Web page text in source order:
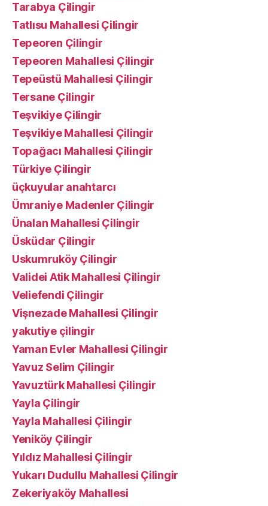
Tarabya Çilingir
Tatlısu Mahallesi Çilingir
Tepeoren Çilingir
Tepeoren Mahallesi Çilingir
Tepeüstü Mahallesi Çilingir
Tersane Çilingir
Teşvikiye Çilingir
Teşvikiye Mahallesi Çilingir
Topağacı Mahallesi Çilingir
Türkiye Çilingir
üçkuyular anahtarcı
Ümraniye Madenler Çilingir
Ünalan Mahallesi Çilingir
Üsküdar Çilingir
Uskumruköy Çilingir
Validei Atik Mahallesi Çilingir
Veliefendi Çilingir
Vişnezade Mahallesi Çilingir
yakutiye çilingir
Yaman Evler Mahallesi Çilingir
Yavuz Selim Çilingir
Yavuztürk Mahallesi Çilingir
Yayla Çilingir
Yayla Mahallesi Çilingir
Yeniköy Çilingir
Yıldız Mahallesi Çilingir
Yukarı Dudullu Mahallesi Çilingir
Zekeriyaköy Mahallesi